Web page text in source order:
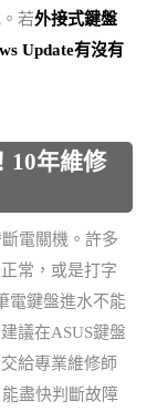
若外接式鍵盤
Update有沒有
10年維修
電關機。許多
常，或是打字
電鍵盤進水不能
議在ASUS鍵盤
給專業維修師
盡快判斷故障